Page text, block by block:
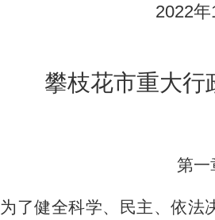
2022年
攀枝花市重大行
第一
为了健全科学、民主、依法